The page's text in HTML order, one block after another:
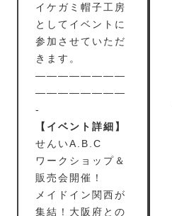
イケガミ帽子工房
としてイベントに
参加させていただ
きます。
————————
————————
-
【イベント詳細】
せんいA.B.C
ワークショップ＆
販売会開催！
メイドイン関西が
集結！大阪府との